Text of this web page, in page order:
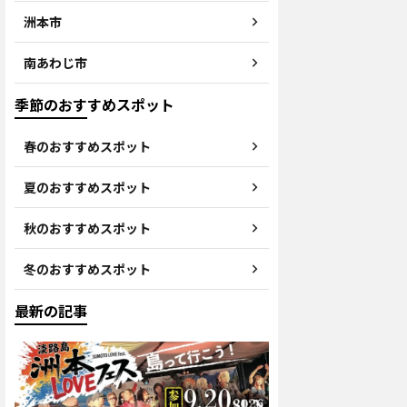
洲本市
南あわじ市
季節のおすすめスポット
春のおすすめスポット
夏のおすすめスポット
秋のおすすめスポット
冬のおすすめスポット
最新の記事